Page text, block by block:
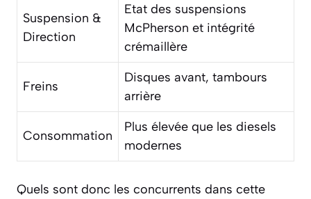
Suspension &
Direction
Etat des suspensions
McPherson et intégrité
crémaillère
Freins
Disques avant, tambours
arrière
Consommation
Plus élevée que les diesels
modernes
Quels sont donc les concurrents dans cette